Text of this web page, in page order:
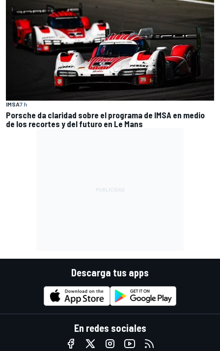
IMSA7 h
Porsche da claridad sobre el programa de IMSA en medio
de los recortes y del futuro en Le Mans
Descarga tus apps
En redes sociales